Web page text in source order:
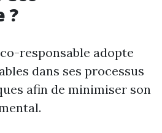
?
responsable adopte
dans ses processus
afin de minimiser son